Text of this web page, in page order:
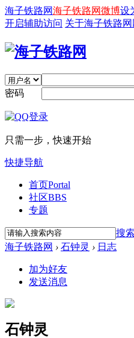
海子铁路网海子铁路网微博设
开启辅助访问 关于海子铁路网
密码
只需一步，快速开始
快捷导航
首页Portal
社区BBS
专题
搜索
海子铁路网 › 石钟灵 › 日志
加为好友
发送消息
石钟灵